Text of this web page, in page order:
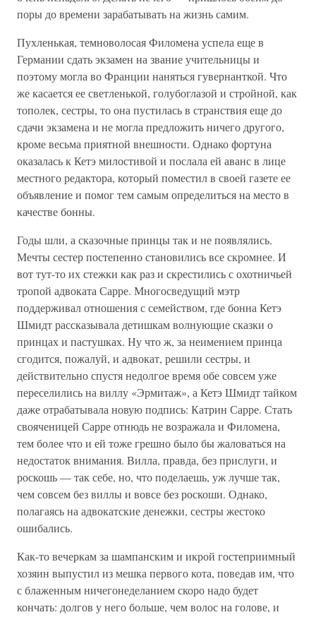
поры до времени зарабатывать на жизнь самим.
Пухленькая, темноволосая Филомена успела еще в
Германии сдать экзамен на звание учительницы и
поэтому могла во Франции наняться гувернанткой. Что
же касается ее светленькой, голубоглазой и стройной, как
тополек, сестры, то она пустилась в странствия еще до
сдачи экзамена и не могла предложить ничего другого,
кроме весьма приятной внешности. Однако фортуна
оказалась к Кетэ милостивой и послала ей аванс в лице
местного редактора, который поместил в своей газете ее
объявление и помог тем самым определиться на место в
качестве бонны.
Годы шли, а сказочные принцы так и не появлялись.
Мечты сестер постепенно становились все скромнее. И
вот тут-то их стежки как раз и скрестились с охотничьей
тропой адвоката Сарре. Многосведущий мэтр
поддерживал отношения с семейством, где бонна Кетэ
Шмидт рассказывала детишкам волнующие сказки о
принцах и пастушках. Ну что ж, за неимением принца
сгодится, пожалуй, и адвокат, решили сестры, и
действительно спустя недолгое время обе совсем уже
переселились на виллу «Эрмитаж», а Кетэ Шмидт тайком
даже отрабатывала новую подпись: Катрин Сарре. Стать
свояченицей Сарре отнюдь не возражала и Филомена,
тем более что и ей тоже грешно было бы жаловаться на
недостаток внимания. Вилла, правда, без прислуги, и
роскошь — так себе, но, что поделаешь, уж лучше так,
чем совсем без виллы и вовсе без роскоши. Однако,
полагаясь на адвокатские денежки, сестры жестоко
ошибались.
Как-то вечеркам за шампанским и икрой гостеприимный
хозяин выпустил из мешка первого кота, поведав им, что
с блаженным ничегонеделанием скоро надо будет
кончать: долгов у него больше, чем волос на голове, и